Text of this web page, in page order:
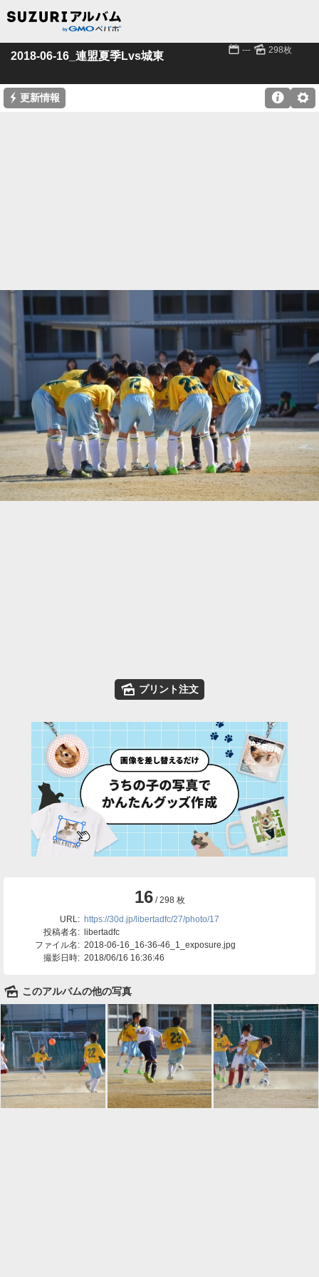
2018-06-16_連盟夏季Lvs城東 📅 --- 🌄 298枚
⚡ 更新情報 ⚙

🌄 プリント注文
16 / 298 枚
URL: https://30d.jp/libertadfc/27/photo/17
投稿者名: libertadfc
ファイル名: 2018-06-16_16-36-46_1_exposure.jpg
撮影日時: 2018/06/16 16:36:46
🌄 このアルバムの他の写真